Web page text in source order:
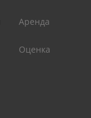
Аренда
Оценка